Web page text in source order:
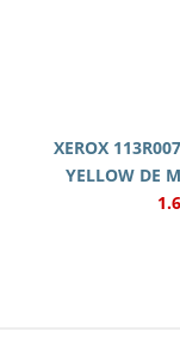
XEROX
YELLOW DE